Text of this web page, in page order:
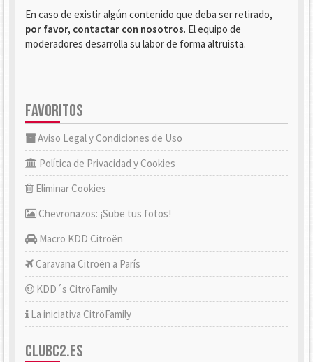
En caso de existir algún contenido que deba ser retirado,
por favor, contactar con nosotros. El equipo de
moderadores desarrolla su labor de forma altruista.
FAVORITOS
Aviso Legal y Condiciones de Uso
Política de Privacidad y Cookies
Eliminar Cookies
Chevronazos: ¡Sube tus fotos!
Macro KDD Citroën
Caravana Citroën a París
KDD´s CitröFamily
La iniciativa CitröFamily
CLUBC2.ES